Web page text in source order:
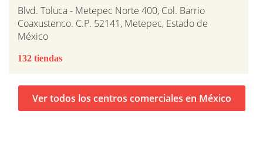
Blvd. Toluca - Metepec Norte 400, Col. Barrio
Coaxustenco. C.P. 52141, Metepec, Estado de
México
132 tiendas
Ver todos los centros comerciales en México